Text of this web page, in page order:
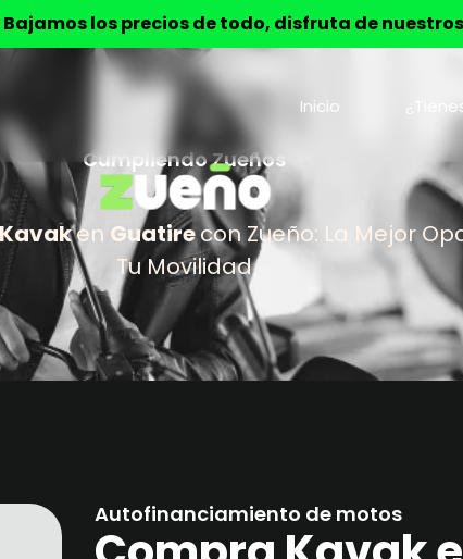
Bajamos los precios de todo, disfruta de
Inicio
Cumpliendo Zueños
Kavaken Guatirecon Zueño: La Mejor
Tu Movilidad
Autofinanciamiento de motos